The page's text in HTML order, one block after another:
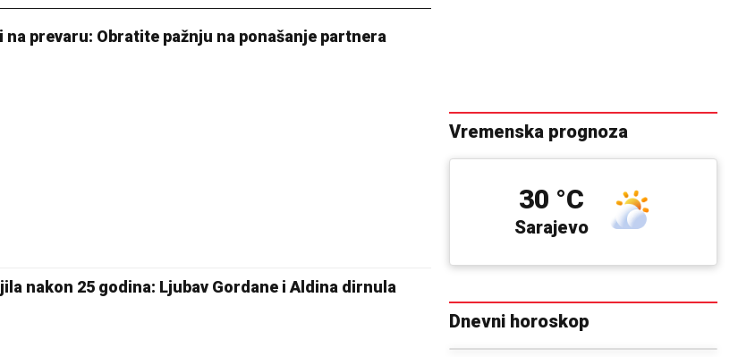
prevaru: Obratite pažnju na ponašanje partnera
nakon 25 godina: Ljubav Gordane i Aldina dirnula
Vremenska prognoza
Sarajevo
30 °C
Dnevni horoskop